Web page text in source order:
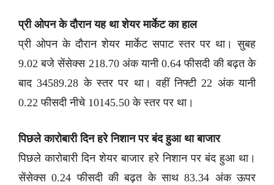
प्री ओपन के दौरान यह था शेयर मार्केट का हाल
प्री ओपन के दौरान शेयर मार्केट सपाट स्तर पर था। सुबह
9.02 बजे सेंसेक्स 218.70 अंक यानी 0.64 फीसदी की बढ़त के
बाद 34589.28 के स्तर पर था। वहीं निफ्टी 22 अंक यानी
0.22 फीसदी नीचे 10145.50 के स्तर पर था।
पिछले कारोबारी दिन हरे निशान पर बंद हुआ था बाजार
पिछले कारोबारी दिन शेयर बाजार हरे निशान पर बंद हुआ था।
सेंसेक्स 0.24 फीसदी की बढ़त के साथ 83.34 अंक ऊपर